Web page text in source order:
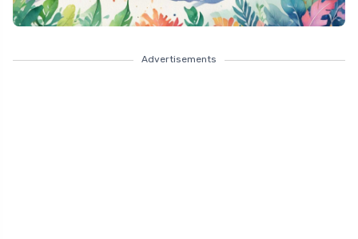
Advertisements